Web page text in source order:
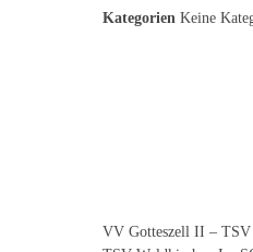
Kategorien Keine
VV Gotteszell II – TSV